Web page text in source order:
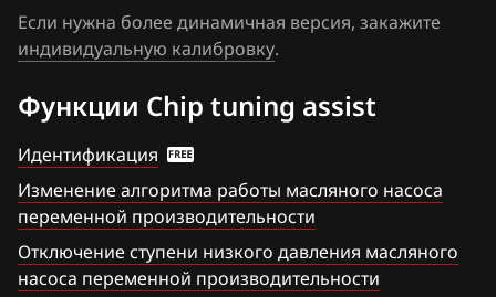
Hongqi
Hyundai
Infiniti
Iran Khodro
Simos 9xx
Passat B7 3.6 FSI (BWS)
Passat CC 2.0 TFSI
Passat CC B7 1.4 TFSI (CAXA)
Passat CC B7 1.8 TFSI
Polo 1.0TFSI (CHZL)
Scirocco 1.4 TFSI (CAVD)
Scirocco 1.4 TFSI (CAXA)
Если нужна более динамичная версия, закажите
индивидуальную калибровку.
Функции Chip tuning assist
Идентификация
Изменение алгоритма работы масляного насоса
переменной производительности
Отключение ступени низкого давления масляного
насоса переменной производительности